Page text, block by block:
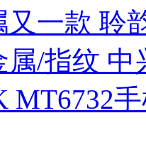
又一款 聆
属/指纹 中
MT6732